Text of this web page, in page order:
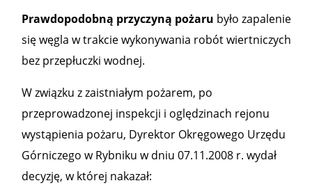
Prawdopodobną przyczyną pożaru było zapalenie
się węgla w trakcie wykonywania robót wiertniczych
bez przepłuczki wodnej.
W związku z zaistniałym pożarem, po
przeprowadzonej inspekcji i oględzinach rejonu
wystąpienia pożaru, Dyrektor Okręgowego Urzędu
Górniczego w Rybniku w dniu 07.11.2008 r. wydał
decyzję, w której nakazał: